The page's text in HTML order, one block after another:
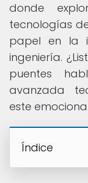
donde
tecnologías
papel en la
ingeniería.
puentes
avanzada
este
Índice